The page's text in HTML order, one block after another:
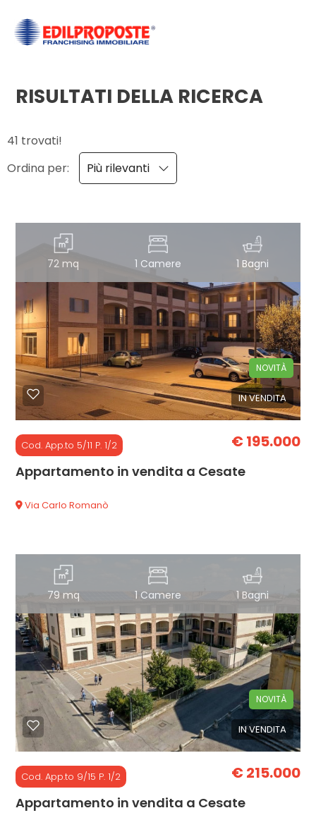
RISULTATI DELLA RICERCA
41 trovati!
Ordina per:
Più rilevanti
72 mq 1 Camere 1 Bagni
IN VENDITA
NOVITÀ
Cod. App.to 5/11 P. 1/2 € 195.000
Appartamento in vendita a Cesate
Via Carlo Romanò
79 mq 1 Camere 1 Bagni
IN VENDITA
NOVITÀ
Cod. App.to 9/15 P. 1/2 € 215.000
Appartamento in vendita a Cesate
HOME
AFFILIATI
AFFITTO
ACQUISIZIONE
LAVORA
CON
NOI
Codice
Contratto
Qualsiasi
Affitto
Scegli
dove
cercare
Milano
Cesate
Tipologia
Qualsiasi
Residenziali
Commerciali
Industriali
Terreni
Prezzo